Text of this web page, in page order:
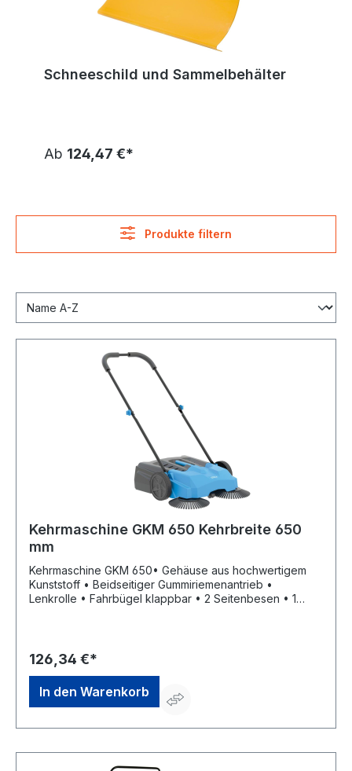
Schneeschild und Sammelbehälter
Ab 124,47 €*
Produkte filtern
Kehrmaschine GKM 650 Kehrbreite 650
mm
Kehrmaschine GKM 650• Gehäuse aus hochwertigem
Kunststoff • Beidseitiger Gummiriemenantrieb •
Lenkrolle • Fahrbügel klappbar • 2 Seitenbesen • 1
126,34 €*
In den Warenkorb